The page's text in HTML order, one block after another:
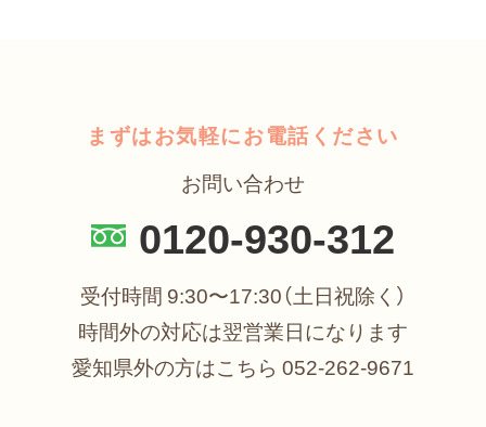
まずはお気軽にお電話ください
お問い合わせ
0120-930-312
受付時間 9:30〜17:30（土日祝除く）
時間外の対応は翌営業日になります
愛知県外の方はこちら 052-262-9671